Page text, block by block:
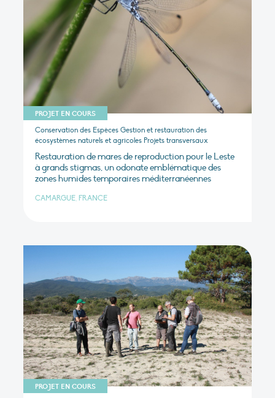
PROJET EN COURS
Conservation des Espèces Gestion et restauration des
écosystèmes naturels et agricoles Projets transversaux
Restauration de mares de reproduction pour le Leste
à grands stigmas, un odonate emblématique des
zones humides temporaires méditerranéennes
CAMARGUE, FRANCE
PROJET EN COURS